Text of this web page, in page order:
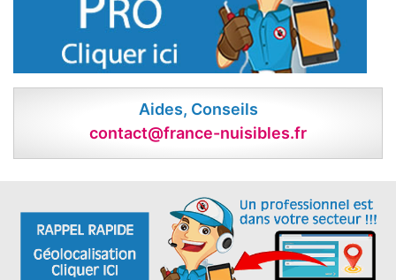
Aides, Conseils
contact@france-nuisibles.fr